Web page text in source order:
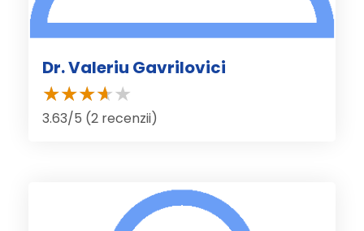
Dr. Valeriu Gavrilovici
3.63/5 (2 recenzii)